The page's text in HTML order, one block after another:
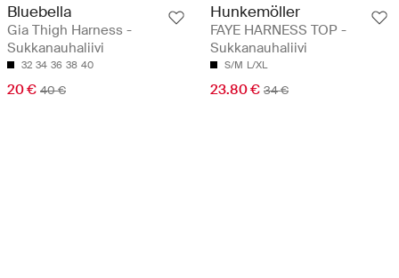
Bluebella
Gia Thigh Harness -
Sukkanauhaliivi
32 34 36 38 40
20 € 40 €
Hunkemöller
FAYE HARNESS TOP -
Sukkanauhaliivi
S/M L/XL
23.80 € 34 €